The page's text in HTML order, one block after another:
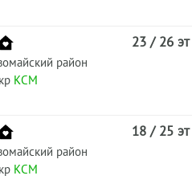
район
КСМ
23 / 26 эт
район
КСМ
18 / 25 эт